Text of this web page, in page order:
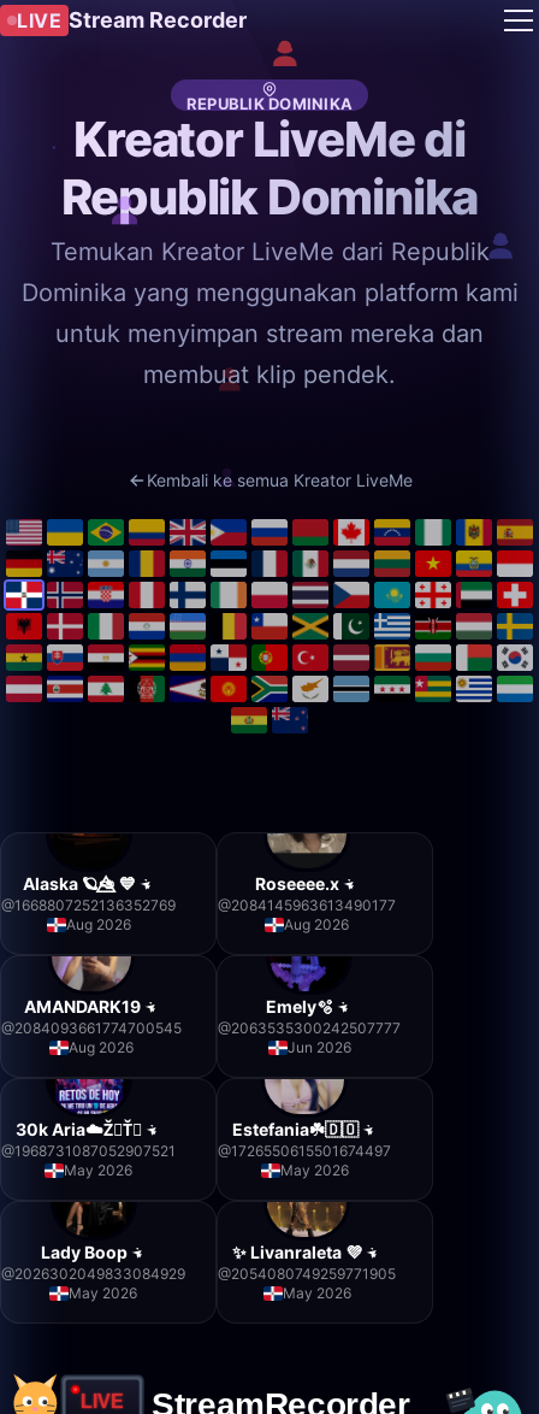
LIVE Stream Recorder
REPUBLIK DOMINIKA
Kreator LiveMe di
Republik Dominika
Temukan Kreator LiveMe dari Republik
Dominika yang menggunakan platform kami
untuk menyimpan stream mereka dan
membuat klip pendek.
Kembali ke semua Kreator LiveMe
Alaska 🪐🥑⃤ 💙
@1668807252136352769
Aug 2026
Roseeee.x
@2084145963613490177
Aug 2026
AMANDARK19
@2084093661774700545
Aug 2026
Emely🫧
@2063535300242507777
Jun 2026
30k Aria☁️Ž⃤Ť⃤
@1968731087052907521
May 2026
Estefania☘️🇩🇴
@1726550615501674497
May 2026
Lady Boop
@2026302049833084929
May 2026
✨ Livanraleta 💜
@2054080749259771905
May 2026